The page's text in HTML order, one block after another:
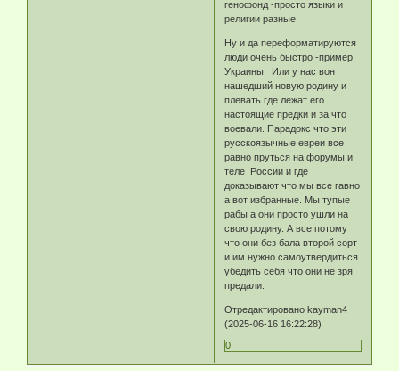
генофонд -просто языки и
религии разные.
Ну и да переформатируются
люди очень быстро -пример
Украины. Или у нас вон
нашедший новую родину и
плевать где лежат его
настоящие предки и за что
воевали. Парадокс что эти
русскоязычные евреи все
равно пруться на форумы и
теле России и где
доказывают что мы все гавно
а вот избранные. Мы тупые
рабы а они просто ушли на
свою родину. А все потому
что они без бала второй сорт
и им нужно самоутвердиться
убедить себя что они не зря
предали.
Отредактировано kayman4
(2025-06-16 16:22:28)
0